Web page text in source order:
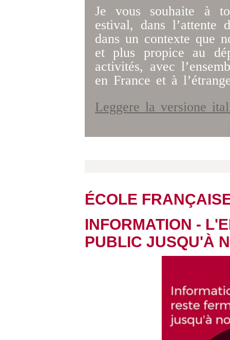
Je vous souhaite à
estival, dans l’attente
dans un contexte que
et plus propice au
activités, avec
en France et à
Leggere la versione
ÉCOLE
INFORMATION -
PUBLIC JUSQU'À